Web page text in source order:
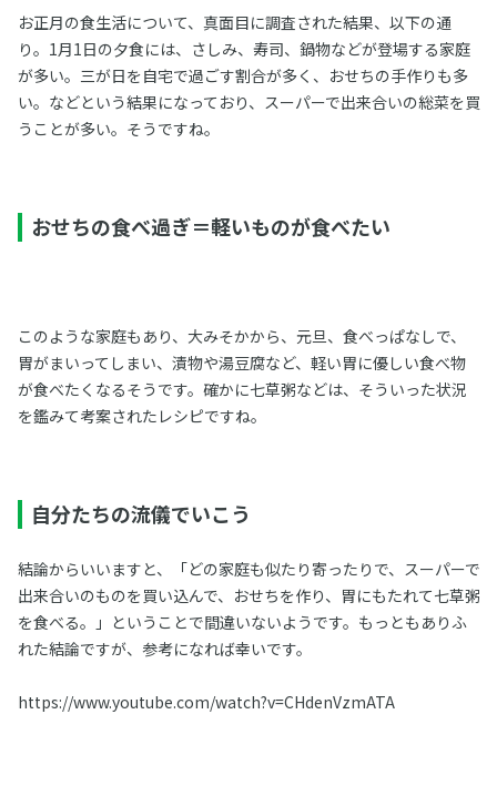
お正月の食生活について、真面目に調査された結果、以下の通
り。1月1日の夕食には、さしみ、寿司、鍋物などが登場する家庭
が多い。三が日を自宅で過ごす割合が多く、おせちの手作りも多
い。などという結果になっており、スーパーで出来合いの総菜を買
うことが多い。そうですね。
おせちの食べ過ぎ＝軽いものが食べたい
このような家庭もあり、大みそかから、元旦、食べっぱなしで、
胃がまいってしまい、漬物や湯豆腐など、軽い胃に優しい食べ物
が食べたくなるそうです。確かに七草粥などは、そういった状況
を鑑みて考案されたレシピですね。
自分たちの流儀でいこう
結論からいいますと、「どの家庭も似たり寄ったりで、スーパーで
出来合いのものを買い込んで、おせちを作り、胃にもたれて七草粥
を食べる。」ということで間違いないようです。もっともありふ
れた結論ですが、参考になれば幸いです。
https://www.youtube.com/watch?v=CHdenVzmATA